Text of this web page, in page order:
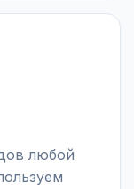
любой